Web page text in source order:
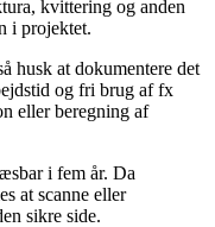
kvittering og anden
i projektet.
husk at dokumentere det
og fri brug af fx
eller beregning af
i fem år. Da
at scanne eller
sikre side.